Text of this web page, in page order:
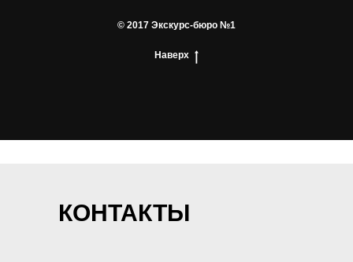
© 2017 Экскурс-бюро №1
Наверх
КОНТАКТЫ